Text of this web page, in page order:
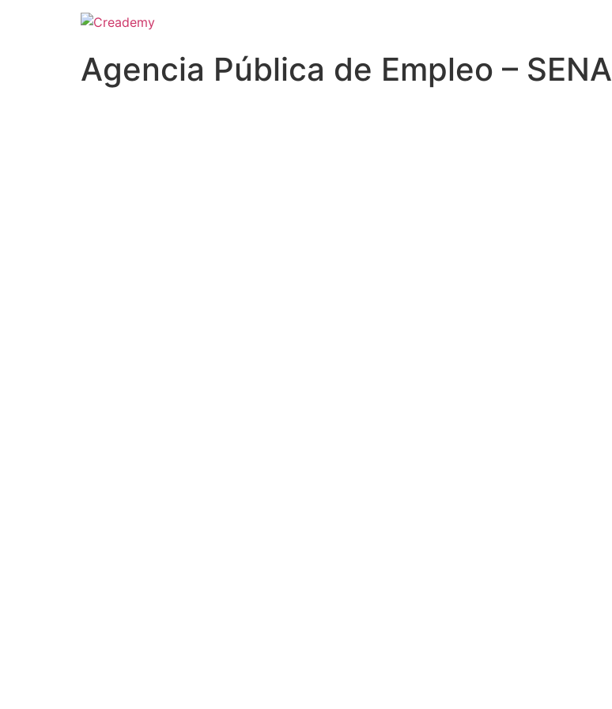
Agencia Pública de Empleo – SENA